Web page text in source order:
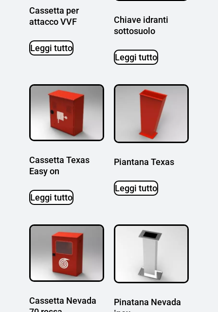
Cassetta per
attacco VVF
Leggi tutto
Chiave idranti
sottosuolo
Leggi tutto
Cassetta Texas
Easy on
Leggi tutto
Piantana Texas
Leggi tutto
Cassetta Nevada
Pinatana Nevada